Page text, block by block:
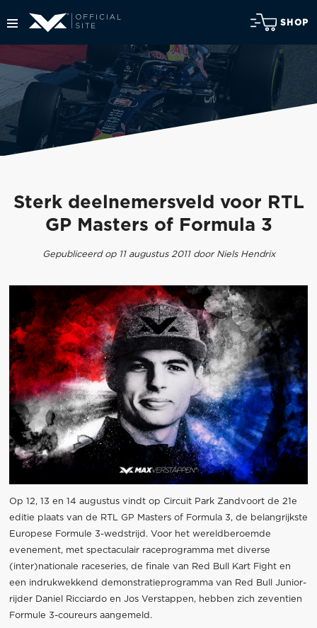
SHOP
Sterk deelnemersveld voor RTL
GP Masters of Formula 3
Gepubliceerd op 11 augustus 2011 door Niels Hendrix
Op 12, 13 en 14 augustus vindt op Circuit Park Zandvoort de 21e
editie plaats van de RTL GP Masters of Formula 3, de belangrijkste
Europese Formule 3-wedstrijd. Voor het wereldberoemde
evenement, met spectaculair raceprogramma met diverse
(inter)nationale raceseries, de finale van Red Bull Kart Fight en
een indrukwekkend demonstratieprogramma van Red Bull Junior-
rijder Daniel Ricciardo en Jos Verstappen, hebben zich zeventien
Formule 3-coureurs aangemeld.